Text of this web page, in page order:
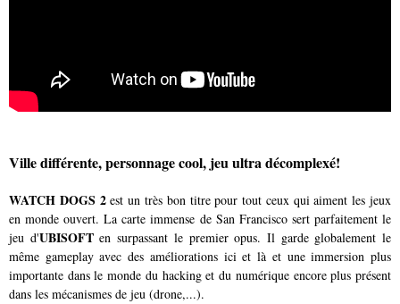
Ville différente, personnage cool, jeu ultra décomplexé!
WATCH DOGS 2est un très bon titre pour tout ceux qui aiment les jeux
en monde ouvert. La carte immense de San Francisco sert parfaitement le
jeu d'UBISOFTen surpassant le premier opus. Il garde globalement le
même gameplay avec des améliorations ici et là et une immersion plus
importante dans le monde du hacking et du numérique encore plus présent
dans les mécanismes de jeu (drone,...).